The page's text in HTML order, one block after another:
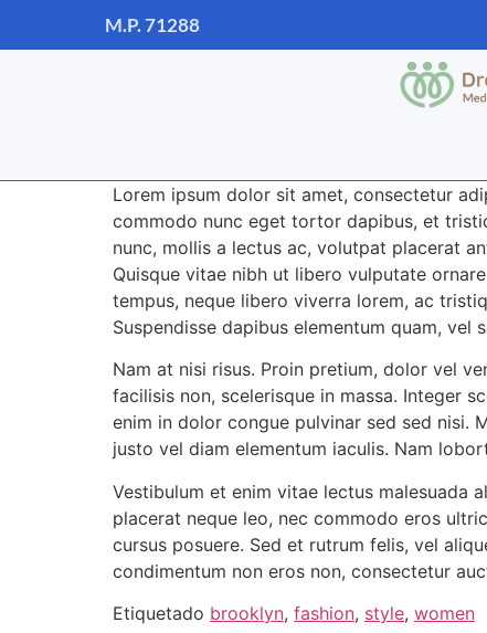
M.P. 71288
Lorem ipsum dolor sit amet, consectetur
commodo nunc eget tortor dapibus, et
nunc, mollis a lectus ac, volutpat placerat
Quisque vitae nibh ut libero vulputate
tempus, neque libero viverra lorem, ac
Suspendisse dapibus elementum quam, vel
Nam at nisi risus. Proin pretium, dolor vel
facilisis non, scelerisque in massa. Integer
enim in dolor congue pulvinar sed sed nisi.
justo vel diam elementum iaculis. Nam
Vestibulum et enim vitae lectus malesuada
placerat neque leo, nec commodo eros
cursus posuere. Sed et rutrum felis, vel
condimentum non eros non, consectetur
Etiquetado brooklyn, fashion, style, women